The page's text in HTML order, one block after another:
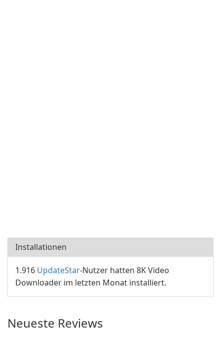
Installationen
1.916 UpdateStar-Nutzer hatten 8K Video
Downloader im letzten Monat installiert.
Neueste Reviews